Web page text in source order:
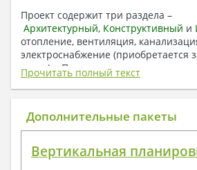
Проект содержит три раздела –
Архитектурный, Конструктивный и
отопление, вентиляция,
электроснабжение (приобретается
плату) + Пояснительная записка.
1. Архитектурный раздел:
Общие данные по проекту
Поэтажные маркировочные
Прочитать полный текст
Дополнительные пакеты
Вертикальная